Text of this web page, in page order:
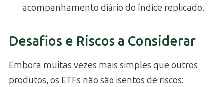
acompanhamento diário do índice replicado.
Desafios e Riscos a Considerar
Embora muitas vezes mais simples que outros
produtos, os ETFs não são isentos de riscos: